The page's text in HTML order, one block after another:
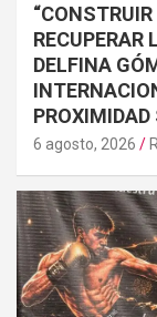
RECUPERAR
DELFINA
PROXIMIDAD
6 agosto, 2026